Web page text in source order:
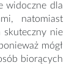
widoczne dla
natomiast
skuteczny nie
mógł
biorących